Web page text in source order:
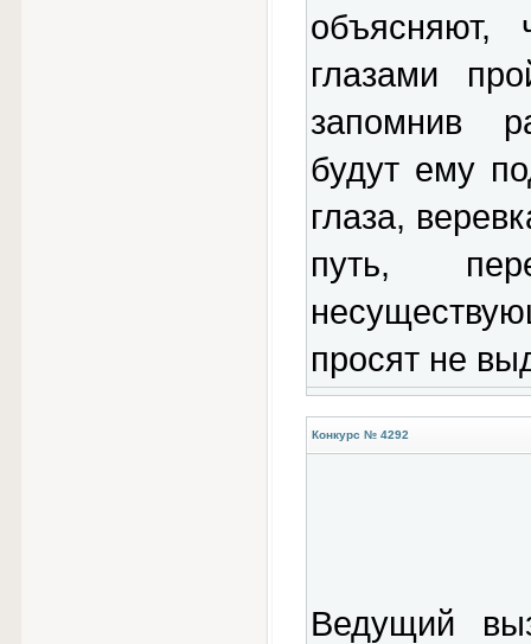
глазами
запомнив
будут ему
глаза,
путь,
просят не
Конкурс № 4292
Ведущий